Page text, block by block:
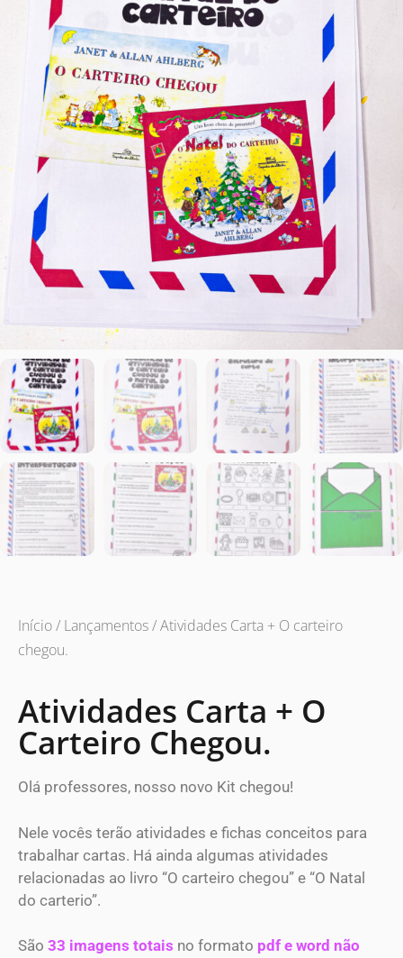
Início/ Lançamentos/ Atividades Carta + O carteiro
chegou.
Atividades Carta + O
Carteiro Chegou.
Olá professores, nosso novo Kit chegou!
Nele vocês terão atividades e fichas conceitos para
trabalhar cartas. Há ainda algumas atividades
relacionadas ao livro “O carteiro chegou” e “O Natal
do carterio”.
São 33 imagens totais no formato pdf e word não